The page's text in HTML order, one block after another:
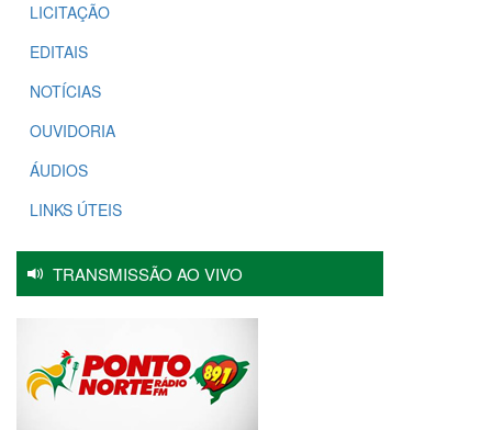
LICITAÇÃO
EDITAIS
NOTÍCIAS
OUVIDORIA
ÁUDIOS
LINKS ÚTEIS
TRANSMISSÃO AO VIVO